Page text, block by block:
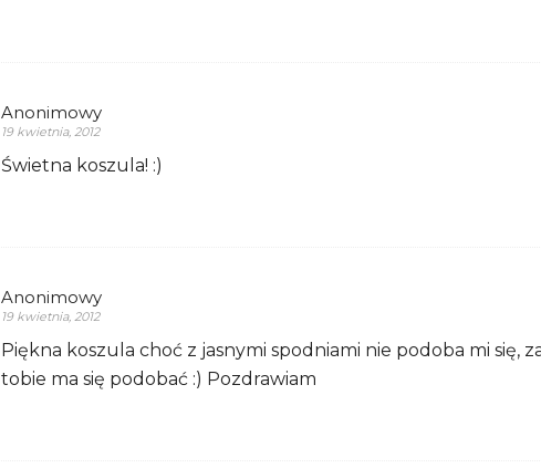
Anonimowy
19 kwietnia, 2012
Świetna koszula! :)
Anonimowy
19 kwietnia, 2012
Piękna koszula choć z jasnymi spodniami nie podoba mi się,
tobie ma się podobać :) Pozdrawiam